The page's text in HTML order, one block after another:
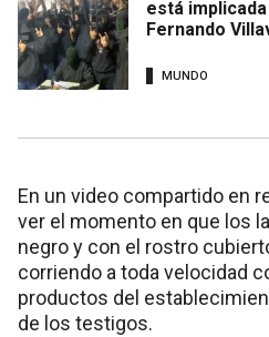
está
Fernando
MUNDO
En un video compartido en
ver el momento en que los
negro y con el rostro
corriendo a toda velocidad
productos del
de los testigos.